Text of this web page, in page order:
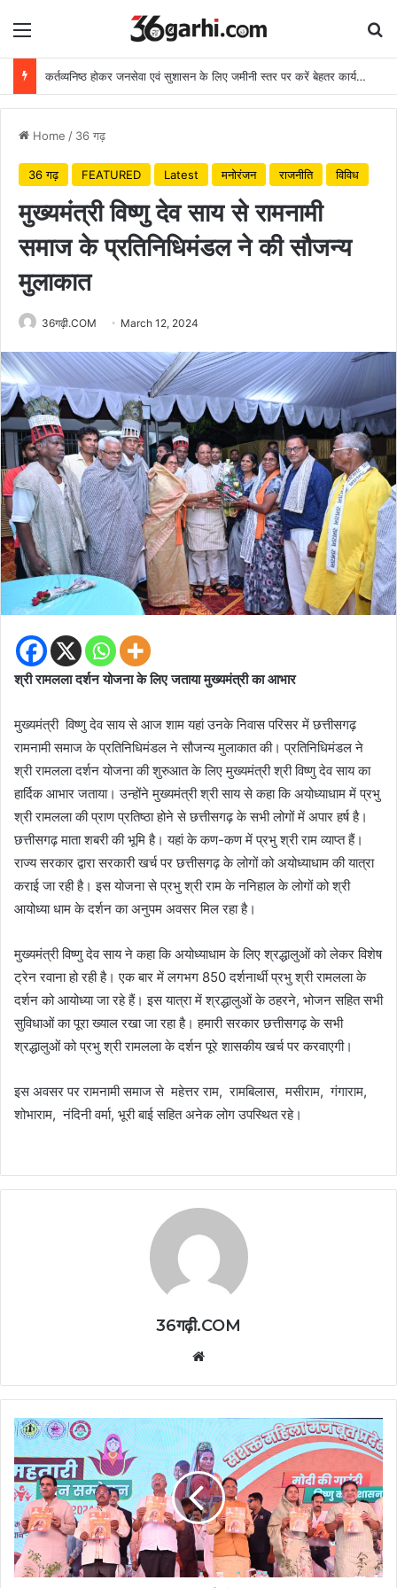
Menu
कर्तव्यनिष्ठ होकर जनसेवा एवं सुशासन के लिए जमीनी स्तर पर करें बेहतर कार्य: मुख्यमंत्री
Home / 36 गढ़
36 गढ़ FEATURED Latest मनोरंजन राजनीति विविध
मुख्यमंत्री विष्णु देव साय से रामनामी
समाज के प्रतिनिधिमंडल ने की सौजन्य
मुलाकात
36गढ़ी.COM March 12, 2024
श्री रामलला दर्शन योजना के लिए जताया मुख्यमंत्री का आभार
मुख्यमंत्री विष्णु देव साय से आज शाम यहां उनके निवास परिसर में छत्तीसगढ़
रामनामी समाज के प्रतिनिधिमंडल ने सौजन्य मुलाकात की। प्रतिनिधिमंडल ने
श्री रामलला दर्शन योजना की शुरुआत के लिए मुख्यमंत्री श्री विष्णु देव साय का
हार्दिक आभार जताया। उन्होंने मुख्यमंत्री श्री साय से कहा कि अयोध्याधाम में प्रभु
श्री रामलला की प्राण प्रतिष्ठा होने से छत्तीसगढ़ के सभी लोगों में अपार हर्ष है।
छत्तीसगढ़ माता शबरी की भूमि है। यहां के कण-कण में प्रभु श्री राम व्याप्त हैं।
राज्य सरकार द्वारा सरकारी खर्च पर छत्तीसगढ़ के लोगों को अयोध्याधाम की यात्रा
कराई जा रही है। इस योजना से प्रभु श्री राम के ननिहाल के लोगों को श्री
आयोध्या धाम के दर्शन का अनुपम अवसर मिल रहा है।
मुख्यमंत्री विष्णु देव साय ने कहा कि अयोध्याधाम के लिए श्रद्धालुओं को लेकर विशेष
ट्रेन रवाना हो रही है। एक बार में लगभग 850 दर्शनार्थी प्रभु श्री रामलला के
दर्शन को आयोध्या जा रहे हैं। इस यात्रा में श्रद्धालुओं के ठहरने, भोजन सहित सभी
सुविधाओं का पूरा ख्याल रखा जा रहा है। हमारी सरकार छत्तीसगढ़ के सभी
श्रद्धालुओं को प्रभु श्री रामलला के दर्शन पूरे शासकीय खर्च पर करवाएगी।
इस अवसर पर रामनामी समाज से महेत्तर राम, रामबिलास, मसीराम, गंगाराम,
शोभाराम, नंदिनी वर्मा, भूरी बाई सहित अनेक लोग उपस्थित रहे।
36गढ़ी.COM